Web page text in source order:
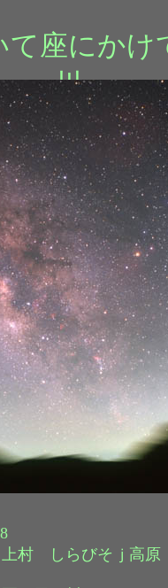
て座にかけ
川
しらびそｊ高原